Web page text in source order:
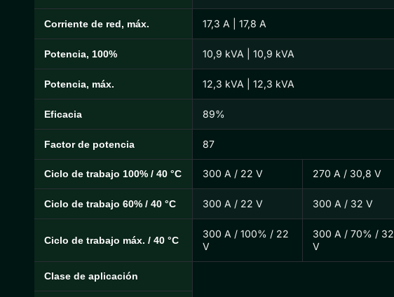
Corriente de red, máx. 17,3 A | 17,8 A
Potencia, 100% 10,9 kVA | 10,9 kVA
Potencia, máx. 12,3 kVA | 12,3 kVA
Eficacia 89%
Factor de potencia 87
Ciclo de trabajo 100% / 40 °C 300 A / 22 V 270 A / 30,8 V
Ciclo de trabajo 60% / 40 °C 300 A / 22 V 300 A / 32 V
Ciclo de trabajo máx. / 40 °C
300 A / 100% / 22
V
300 A / 70% / 32
V
Clase de aplicación